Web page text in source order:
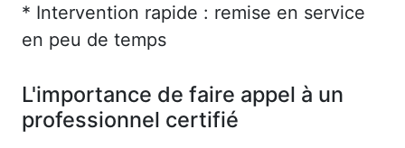
* Intervention rapide : remise en service
en peu de temps
L'importance de faire appel à un
professionnel certifié